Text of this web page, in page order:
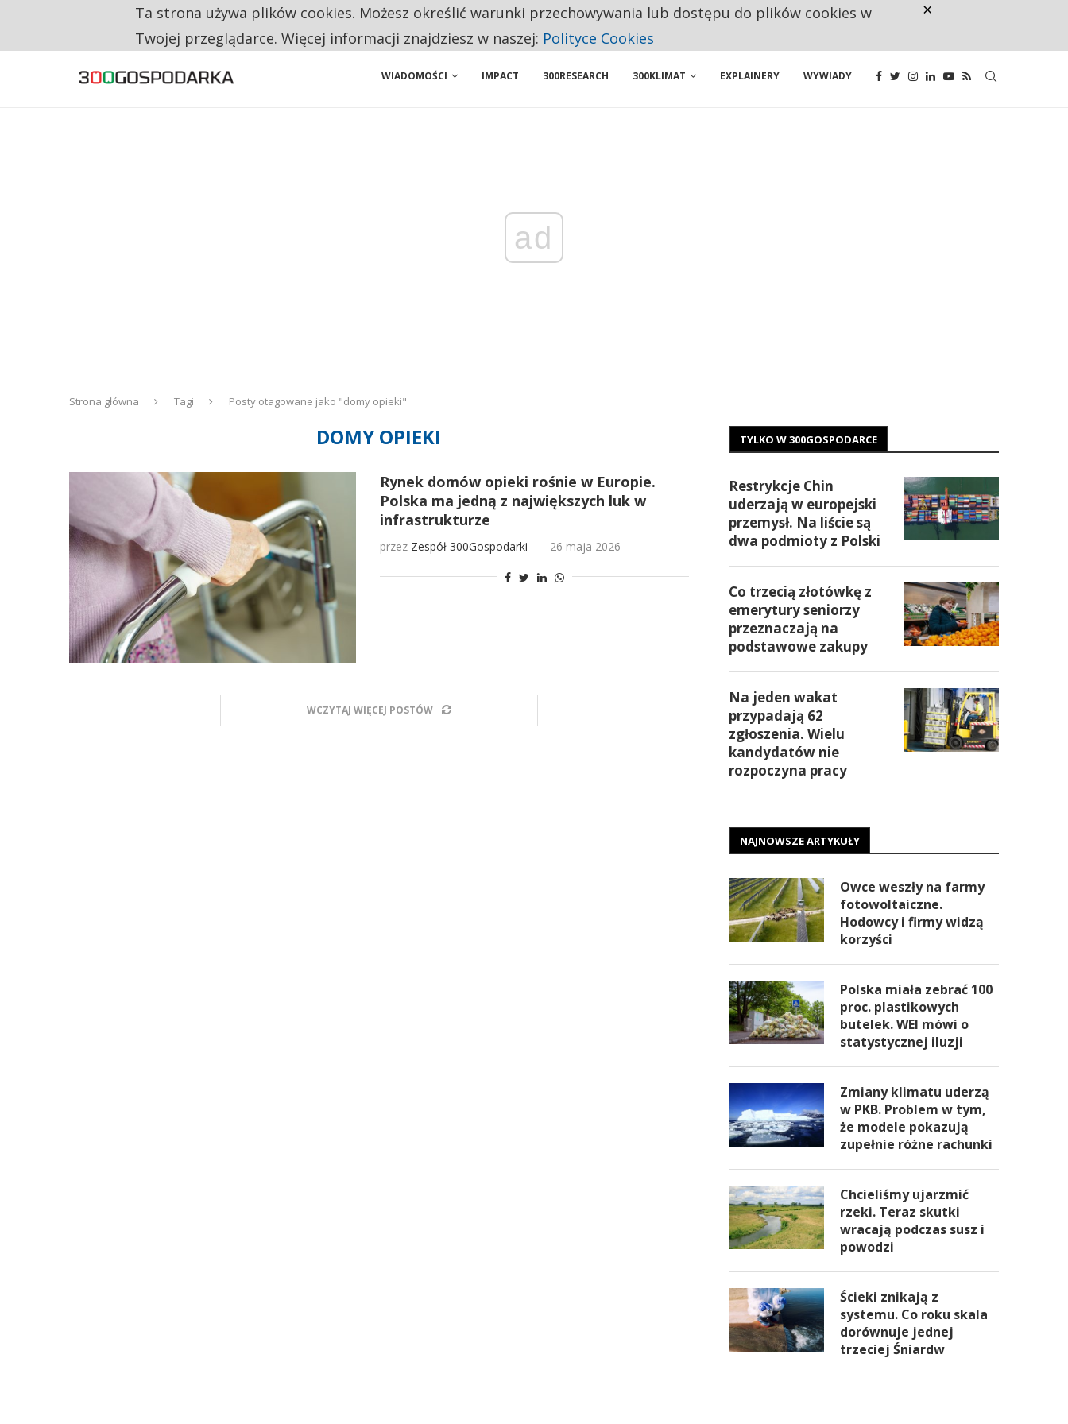
CO TRZECIĄ ZŁOTÓWKĘ Z EMERYTURY SENIORZY PRZEZNACZAJĄ NA PODSTAWOWE ZAKUPY
WIADOMOŚCI IMPACT 300RESEARCH 300KLIMAT EXPLAINERY WYWIADY
ad
Strona główna Tagi Posty otagowane jako "domy opieki"
DOMY OPIEKI
Rynek domów opieki rośnie w Europie.
Polska ma jedną z największych luk w
infrastrukturze
przez Zespół 300Gospodarki 26 maja 2026
WCZYTAJ WIĘCEJ POSTÓW
TYLKO W 300GOSPODARCE
Restrykcje Chin
uderzają w europejski
przemysł. Na liście są
dwa podmioty z Polski
Co trzecią złotówkę z
emerytury seniorzy
przeznaczają na
podstawowe zakupy
Na jeden wakat
przypadają 62
zgłoszenia. Wielu
kandydatów nie
rozpoczyna pracy
NAJNOWSZE ARTYKUŁY
Owce weszły na farmy
fotowoltaiczne.
Hodowcy i firmy widzą
korzyści
Polska miała zebrać 100
proc. plastikowych
butelek. WEI mówi o
statystycznej iluzji
Zmiany klimatu uderzą
w PKB. Problem w tym,
że modele pokazują
zupełnie różne rachunki
Chcieliśmy ujarzmić
rzeki. Teraz skutki
wracają podczas susz i
powodzi
Ścieki znikają z
systemu. Co roku skala
dorównuje jednej
trzeciej Śniardw
Ta strona używa plików cookies. Możesz określić warunki przechowywania lub dostępu do plików cookies w
Twojej przeglądarce. Więcej informacji znajdziesz w naszej: Polityce Cookies
×